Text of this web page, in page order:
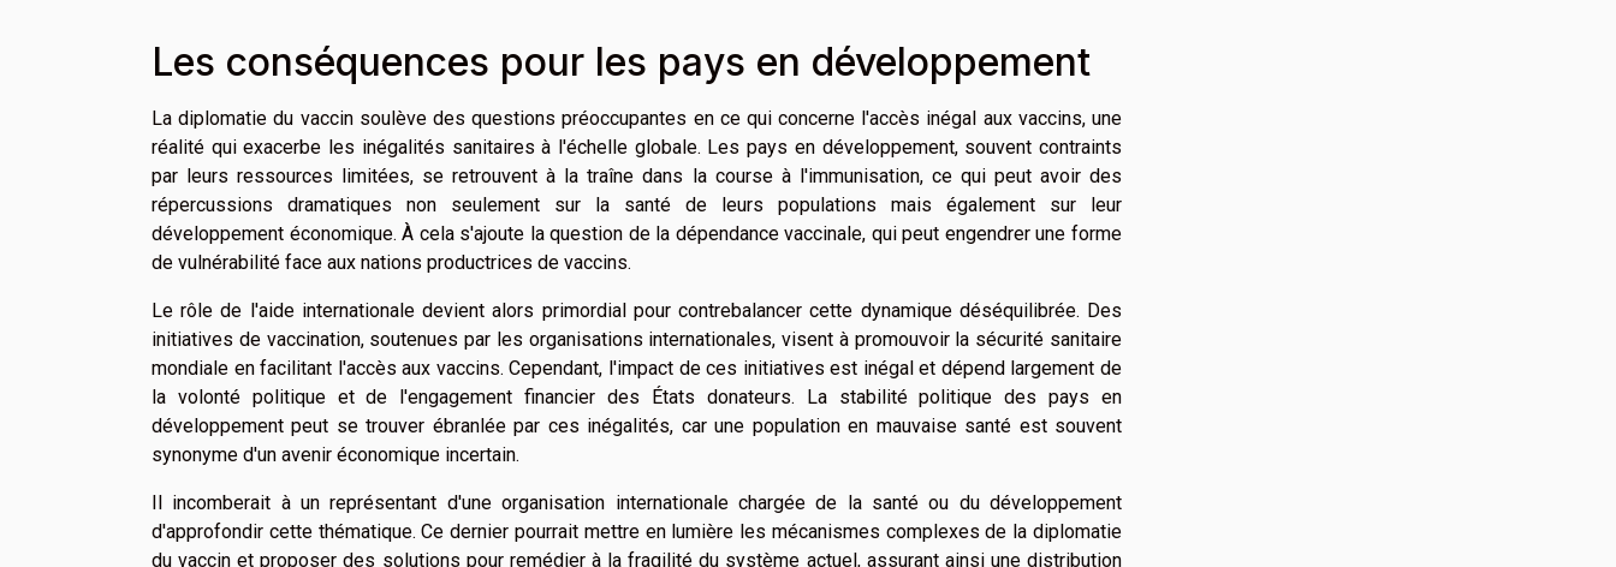
Les conséquences pour les pays en développement
La diplomatie du vaccin soulève des questions préoccupantes en ce qui concerne l'accès inégal aux vaccins, une
réalité qui exacerbe les inégalités sanitaires à l'échelle globale. Les pays en développement, souvent contraints
par leurs ressources limitées, se retrouvent à la traîne dans la course à l'immunisation, ce qui peut avoir des
répercussions dramatiques non seulement sur la santé de leurs populations mais également sur leur
développement économique. À cela s'ajoute la question de la dépendance vaccinale, qui peut engendrer une forme
de vulnérabilité face aux nations productrices de vaccins.
Le rôle de l'aide internationale devient alors primordial pour contrebalancer cette dynamique déséquilibrée. Des
initiatives de vaccination, soutenues par les organisations internationales, visent à promouvoir la sécurité sanitaire
mondiale en facilitant l'accès aux vaccins. Cependant, l'impact de ces initiatives est inégal et dépend largement de
la volonté politique et de l'engagement financier des États donateurs. La stabilité politique des pays en
développement peut se trouver ébranlée par ces inégalités, car une population en mauvaise santé est souvent
synonyme d'un avenir économique incertain.
Il incomberait à un représentant d'une organisation internationale chargée de la santé ou du développement
d'approfondir cette thématique. Ce dernier pourrait mettre en lumière les mécanismes complexes de la diplomatie
du vaccin et proposer des solutions pour remédier à la fragilité du système actuel, assurant ainsi une distribution